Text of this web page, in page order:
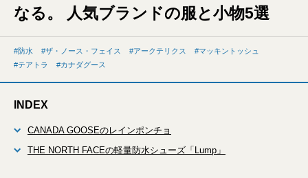
なる。 人気ブランドの服と小物5選
防水 ザ・ノース・フェイス アークテリクス
マッキントッシュ
テアトラ
カナダグース
INDEX
CANADA GOOSEのレインポンチョ
THE NORTH FACEの軽量防水シューズ「Lump」